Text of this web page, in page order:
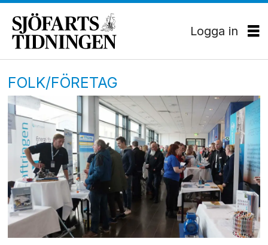
Logga in
FOLK/FÖRETAG